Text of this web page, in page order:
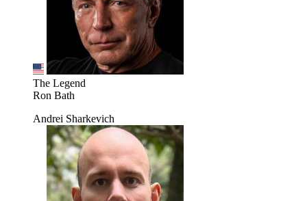
The Legend
Ron Bath
Andrei Sharkevich